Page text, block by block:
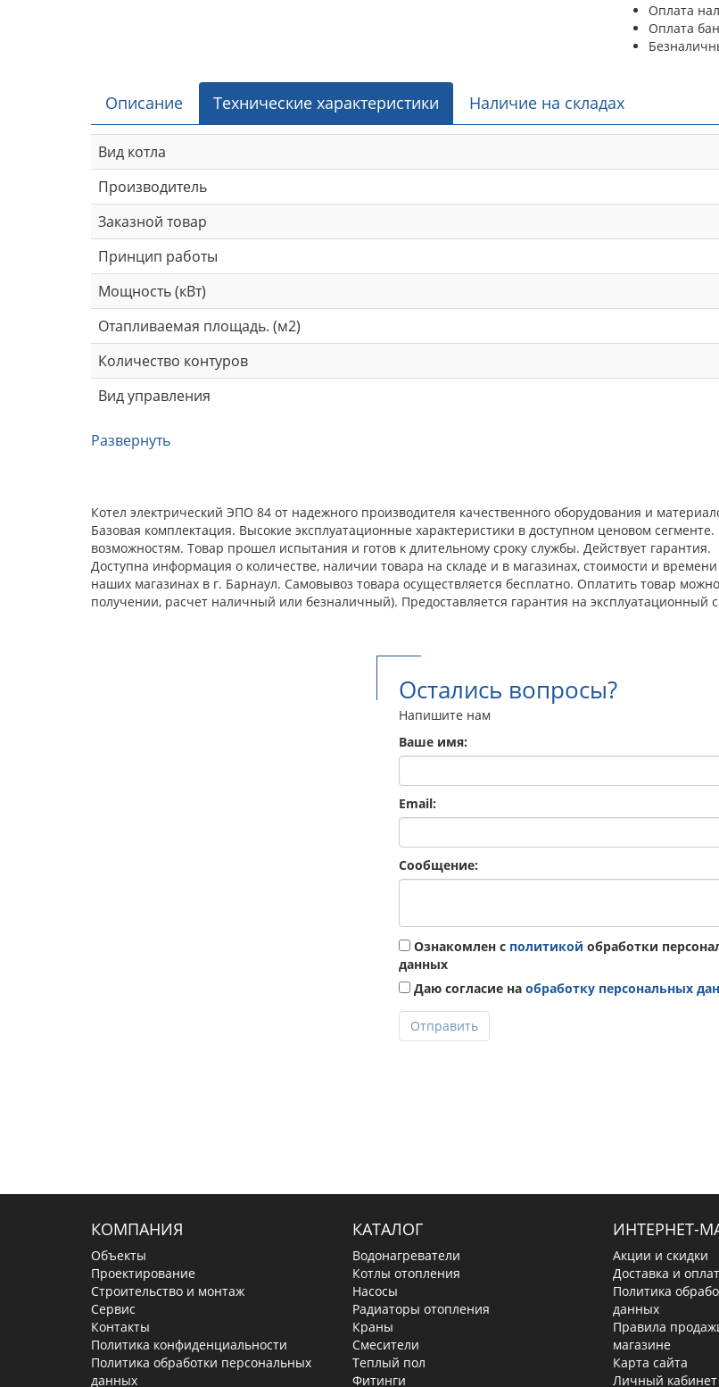
Оплата
Оплата
Описание Технические характеристики Наличие на складах
Вид котла
Производитель
Заказной товар
Принцип работы
Мощность (кВт)
Отапливаемая площадь. (м2)
Количество контуров
Вид управления
Развернуть
Котел электрический ЭПО 84 от надежного производителя качественного оборудования и
Базовая комплектация. Высокие эксплуатационные характеристики в доступном ценовом
возможностям. Товар прошел испытания и готов к длительному сроку службы. Действует гарантия.
Доступна информация о количестве, наличии товара на складе и в магазинах, стоимости и
наших магазинах в г. Барнаул. Самовывоз товара осуществляется бесплатно. Оплатить товар
получении, расчет наличный или безналичный). Предоставляется гарантия на эксплуатационный
Остались вопросы?
Напишите нам
Ваше имя:
Email:
Сообщение:
Ознакомлен с политикой обработки
данных
Даю согласие на обработку персональных
Отправить
КОМПАНИЯ
Объекты
Проектирование
Строительство и монтаж
Сервис
Контакты
Политика конфиденциальности
Политика обработки персональных
данных
КАТАЛОГ
Водонагреватели
Котлы отопления
Насосы
Радиаторы отопления
Краны
Смесители
Теплый пол
Фитинги
ИНТЕРНЕТ-
Акции и скидки
Доставка и
Политика
данных
Правила
магазине
Карта сайта
Личный кабинет